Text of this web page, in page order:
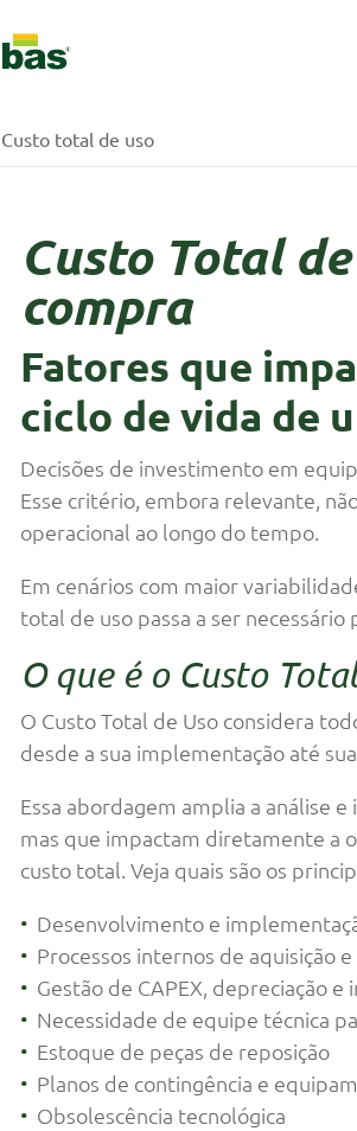
Custo total de uso
Custo Total
compra
Fatores que
ciclo de vida de
Decisões de investimento em
Esse critério, embora relevante,
operacional ao longo do tempo.
Em cenários com maior
total de uso passa a ser
O que é o Custo
O Custo Total de Uso considera
desde a sua implementação até
Essa abordagem amplia a análise
mas que impactam diretamente a
custo total. Veja quais são os
Desenvolvimento e
Processos internos de aquisição
Gestão de CAPEX, depreciação e
Necessidade de equipe técnica
Estoque de peças de reposição
Planos de contingência e
Obsolescência tecnológica